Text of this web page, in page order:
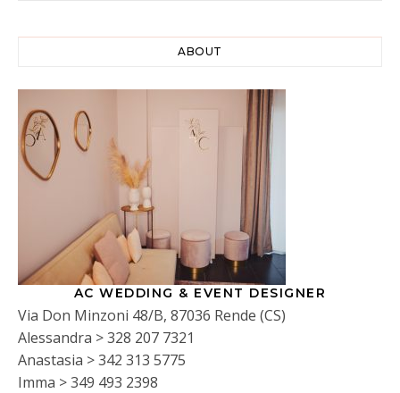
ABOUT
AC WEDDING & EVENT DESIGNER
Via Don Minzoni 48/B, 87036 Rende (CS)
Alessandra > 328 207 7321
Anastasia > 342 313 5775
Imma > 349 493 2398